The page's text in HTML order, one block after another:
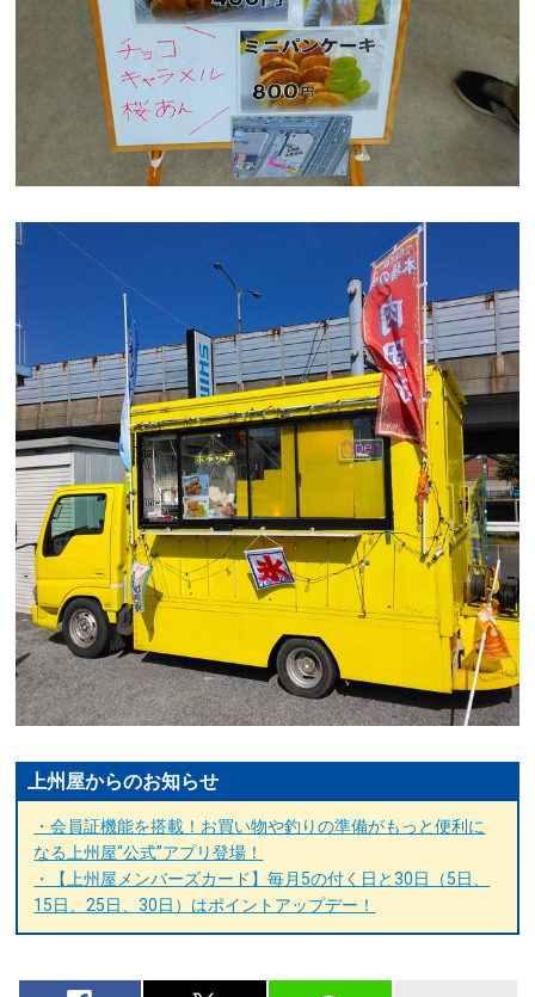
上州屋からのお知らせ
・会員証機能を搭載！お買い物や釣りの準備がもっと便利に
なる上州屋“公式”アプリ登場！
・【上州屋メンバーズカード】毎月5の付く日と30日（5日、
15日、25日、30日）はポイントアップデー！